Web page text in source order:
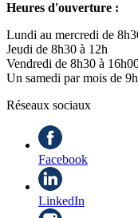
Heures d'ouverture :
Lundi au mercredi de
Jeudi de 8h30 à 12h
Vendredi de 8h30 à
Un samedi par mois de
Réseaux sociaux
Facebook
LinkedIn